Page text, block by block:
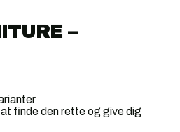
–
finde den rette og give dig